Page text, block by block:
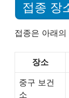
접종 장
접종은 아래
장소
중구 보건
소